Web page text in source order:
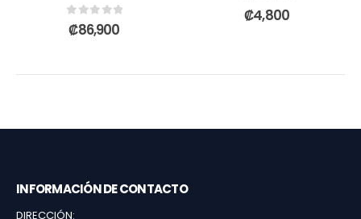
0out of 5
₡86,900
0out of 5
₡4,800
INFORMACIÓN DE CONTACTO
DIRECCIÓN: